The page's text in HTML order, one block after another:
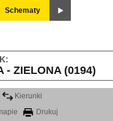
Schematy
- ZIELONA (0194)
Kierunki
Drukuj